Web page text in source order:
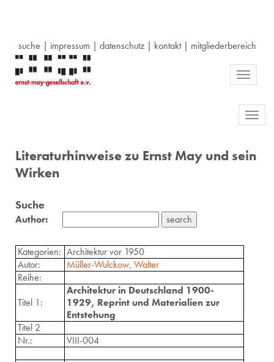
suche | impressum | datenschutz| kontakt| mitgliederbereich
Toggle
Literaturhinweise zu Ernst May und sein
Wirken
Suche
Author:
Kategorien: Architektur vor 1950
Autor:
Müller-Wulckow, Walter
Reihe:
Titel 1:
Architektur in Deutschland 1900-
1929, Reprint und Materialien zur
Entstehung
Titel 2
Nr.:
VIII-004